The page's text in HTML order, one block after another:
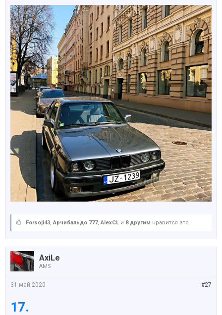
Forsoji43,Арчибальдо 777,AlexCL и 8 другим нравится это.
AxiLe
AMS
#27
31 май 2020
17.